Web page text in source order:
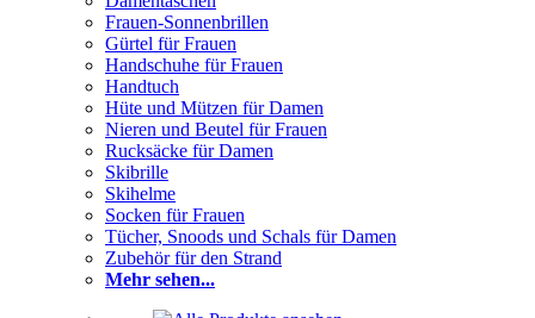
Frauen-Sonnenbrillen
Gürtel für Frauen
Handschuhe für Frauen
Handtuch
Hüte und Mützen für Damen
Nieren und Beutel für Frauen
Rucksäcke für Damen
Skibrille
Skihelme
Socken für Frauen
Tücher, Snoods und Schals für Damen
Zubehör für den Strand
Mehr sehen...